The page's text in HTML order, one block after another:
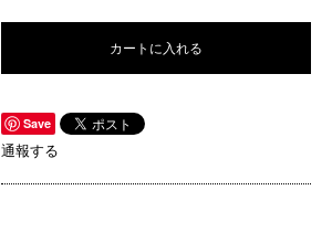
カートに入れる
Save
通報する